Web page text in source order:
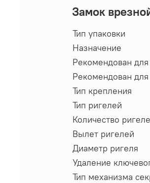
Замок
Тип упаковки
Назначение
Рекомендован
Рекомендован
Тип крепления
Тип ригелей
Количество
Вылет ригелей
Диаметр ригеля
Удаление
Тип механизма